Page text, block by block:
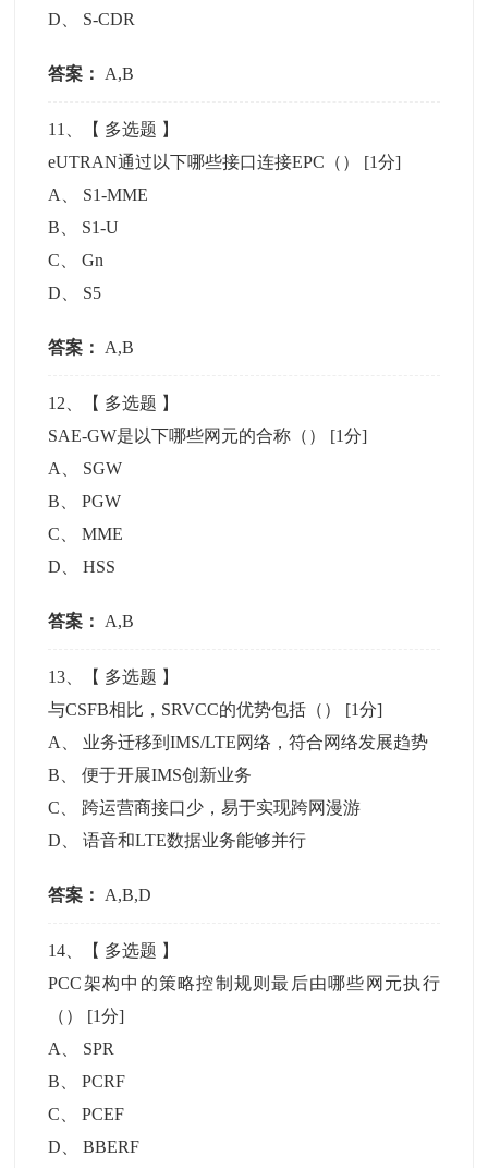
D S-CDR
答案： A,B
11 、【 多选题 】
eUTRAN通过以下哪些接口连接EPC（） [1分]
A
S1-MME
B
S1-U
C 、Gn
D
S5
答案： A,B
12 、【 多选题 】
SAE-GW是以下哪些网元的合称（） [1分]
A
SGW
B 、PGW
C 、MME
D 、HSS
答案： A,B
13 、【 多选题 】
与CSFB相比，SRVCC的优势包括（） [1分]
A
业务迁移到IMS/LTE网络，符合网络发展趋势
B 、便于开展IMS创新业务
C
跨运营商接口少，易于实现跨网漫游
D 、语音和LTE数据业务能够并行
答案： A,B,D
14 、【 多选题 】
PCC架构中的策略控制规则最后由哪些网元执行
（） [1分]
A
SPR
B 、PCRF
C 、PCEF
D 、BBERF